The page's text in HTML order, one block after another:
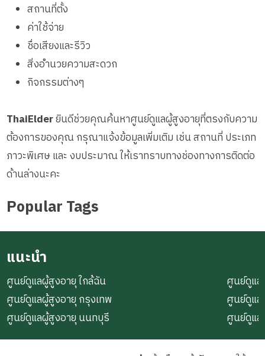
สถานที่ตั้ง
ค่าใช้จ่าย
ชื่อเสียงและรีวิว
สิ่งอำนวยความสะดวก
กิจกรรมต่างๆ
ThaiElderยินดีช่วยคุณค้นหาศูนย์ดูแลผู้สูงอายุที่ตรงกับความ
ต้องการของคุณ กรุณาแจ้งข้อมูลเพิ่มเติม เช่น สถานที่ ประเภท
ภาวะพิเศษ และ งบประมาณ ให้เราทราบทางช่องทางการติดต่อ
ด้านล่างนะคะ
Popular Tags
แนะนำ
ศูนย์ดูแลผู้สูงอายุ ใกล้ฉัน
ศูนย์ดูแลผู้สูงอายุ กรุงเทพ
ศูนย์ดูแลผู้สูงอายุ นนทบุรี
ศูนย์ดูแ
ศูนย์ดูแ
ศูนย์ดูแ